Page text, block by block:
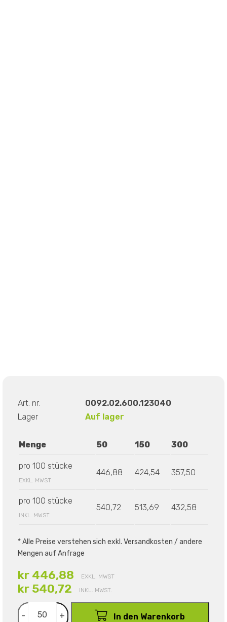
Art. nr.
0092.02.600.123040
Lager
Auf lager
Menge 50 150 300
pro 100 stücke
EXKL. MWST
446,88 424,54 357,50
pro 100 stücke
INKL. MWST.
540,72 513,69 432,58
* Alle Preise verstehen sich exkl. Versandkosten / andere
Mengen auf Anfrage
kr 446,88 EXKL. MWST
kr 540,72 INKL. MWST.
- + In den Warenkorb